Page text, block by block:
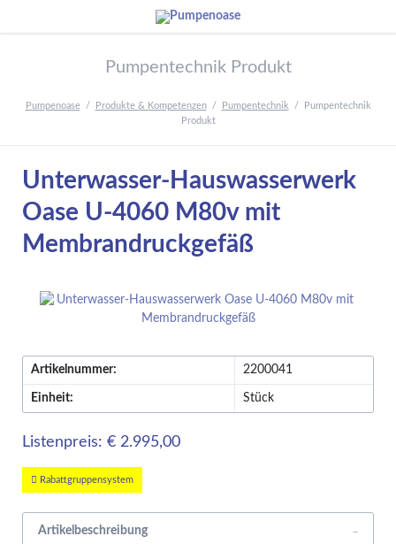
Pumpentechnik Produkt
Pumpenoase Produkte & Kompetenzen Pumpentechnik
Pumpentechnik
Produkt
Unterwasser-Hauswasserwerk
Oase U-4060 M80v mit
Membrandruckgefäß
Artikelnummer: 2200041
Einheit: Stück
Listenpreis: € 2.995,00
Rabattgruppensystem
Artikelbeschreibung